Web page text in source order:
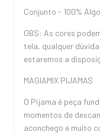
Conjunto - 100%
OBS: As cores
tela, qualquer
estaremos a
MAGIAMIX PIJAMAS
O Pijama é peça
momentos de
aconchego e muito